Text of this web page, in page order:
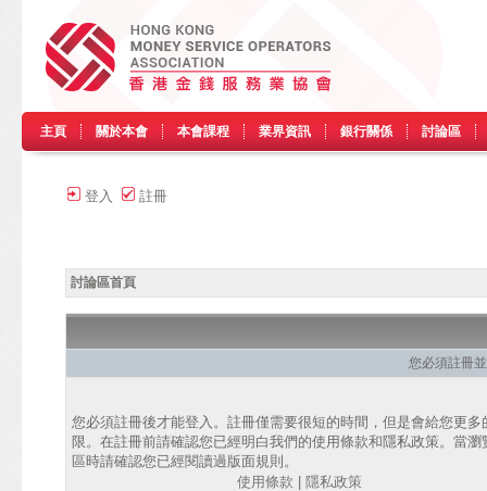
主頁 關於本會 本會課程 業界資訊 銀行關係 討論區
登入 註冊
討論區首頁
您必須註冊
您必須註冊後才能登入。註冊僅需要很短的時間，但是會給您更多
限。在註冊前請確認您已經明白我們的使用條款和隱私政策。當瀏
區時請確認您已經閱讀過版面規則。
使用條款
隱私政策